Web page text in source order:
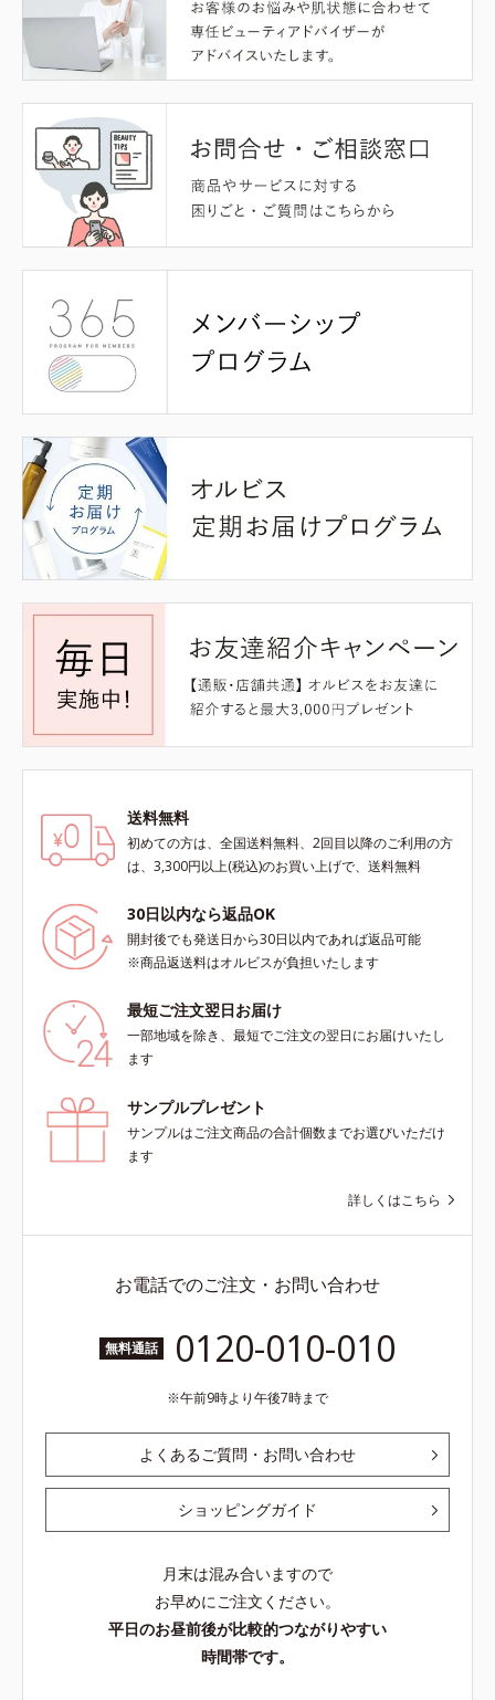
送料無料
初めての方は、全国送料無料、2回目以降のご利用の方
は、3,300円以上(税込)のお買い上げで、送料無料
30日以内なら返品OK
開封後でも発送日から30日以内であれば返品可能
※商品返送料はオルビスが負担いたします
最短ご注文翌日お届け
一部地域を除き、最短でご注文の翌日にお届けいたし
ます
サンプルプレゼント
サンプルはご注文商品の合計個数までお選びいただけ
ます
詳しくはこちら
お電話でのご注文・お問い合わせ
無料通話 0120-010-010
午前9時より午後7時まで
よくあるご質問・お問い合わせ
ショッピングガイド
月末は混み合いますので
お早めにご注文ください。
平日のお昼前後が比較的つながりやすい
時間帯です。